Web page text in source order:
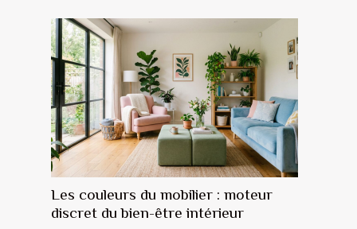
Les couleurs du mobilier : moteur
discret du bien-être intérieur